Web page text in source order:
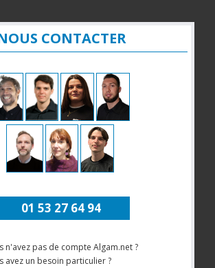
CONTACTER
01 53 27 64 94
n'avez pas de compte Algam.net ?
avez un besoin particulier ?